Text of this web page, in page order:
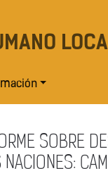
SOBRE
NACIONES: